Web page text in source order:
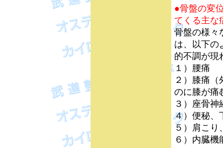
●骨盤の変
てくる主な
骨盤の様々
は、以下の
的不調が現
１）腰痛
２）膝痛（
のに膝が痛
３）座骨神
４）便秘、
５）肩こり
６）内臓機